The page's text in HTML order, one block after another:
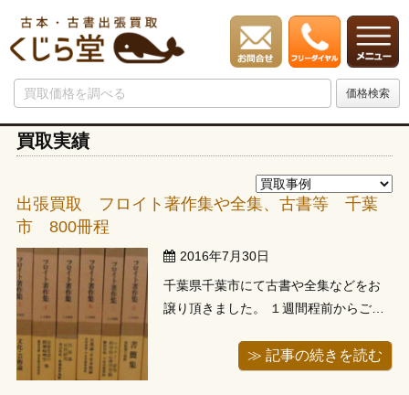
買取実績
出張買取 フロイト著作集や全集、古書等 千葉
市 800冊程
2016年7月30日
千葉県千葉市にて古書や全集などをお
譲り頂きました。 １週間程前からご予
た。なんでも書斎に使っていたお部屋
≫ 記事の続きを読む